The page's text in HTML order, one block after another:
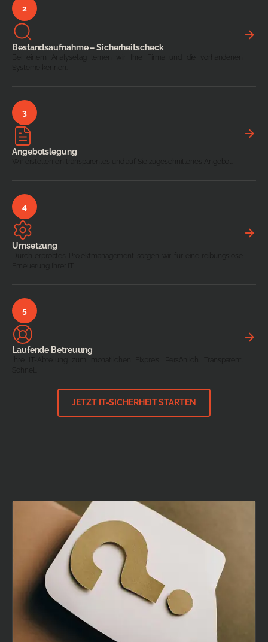
Bestandsaufnahme – Sicherheitscheck
Angebotslegung
Wir erstellen ein transparentes und auf Sie zugeschnittenes Angebot.
Umsetzung
Laufende Betreuung
JETZT IT-SICHERHEIT STARTEN